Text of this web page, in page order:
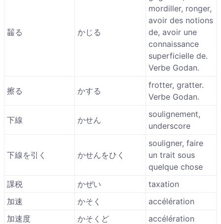
齧る かじる
mordiller, ronger,
avoir des notions
de, avoir une
connaissance
superficielle de.
Verbe Godan.
擦る かする
frotter, gratter.
Verbe Godan.
下線 かせん
soulignement,
underscore
下線を引く かせんをひく
souligner, faire
un trait sous
quelque chose
課税
かぜい
taxation
加速
かそく
accélération
加速度
かそくど accélération